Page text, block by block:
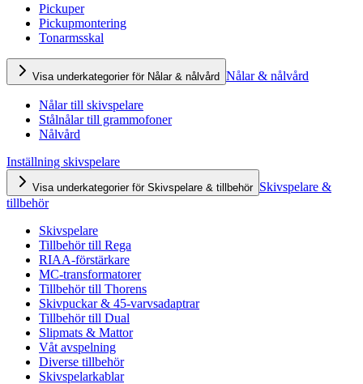
Pickuper
Pickupmontering
Tonarmsskal
Visa underkategorier för Nålar & nålvård Nålar & nålvård
Nålar till skivspelare
Stålnålar till grammofoner
Nålvård
Inställning skivspelare
Visa underkategorier för Skivspelare & tillbehör Skivspelare &
tillbehör
Skivspelare
Tillbehör till Rega
RIAA-förstärkare
MC-transformatorer
Tillbehör till Thorens
Skivpuckar & 45-varvsadaptrar
Tillbehör till Dual
Slipmats & Mattor
Våt avspelning
Diverse tillbehör
Skivspelarkablar